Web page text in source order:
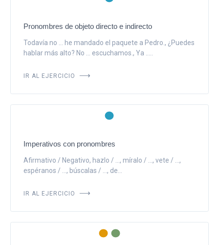
Pronombres de objeto directo e indirecto
Todavía no ... he mandado el paquete a Pedro., ¿Puedes
hablar más alto? No ... escuchamos., Ya .....
IR AL EJERCICIO
Imperativos con pronombres
Afirmativo / Negativo, hazlo / ..., míralo / ..., vete / ...,
espéranos / ..., búscalas / ..., de...
IR AL EJERCICIO